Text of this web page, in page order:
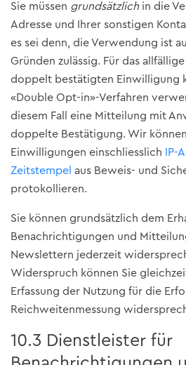
Sie müssen grundsätzlich in die
Adresse und Ihrer sonstigen
es sei denn, die Verwendung ist
Gründen zulässig. Für das
doppelt bestätigten Einwilligung
«Double Opt-in»-Verfahren
diesem Fall eine Mitteilung mit
doppelte Bestätigung. Wir
Einwilligungen einschliesslich
IP-
Zeitstempel aus Beweis- und
protokollieren.
Sie können grundsätzlich dem
Benachrichtigungen und
Newslettern jederzeit
Widerspruch können Sie
Erfassung der Nutzung für die
Reichweitenmessung
10.3 Dienstleister für